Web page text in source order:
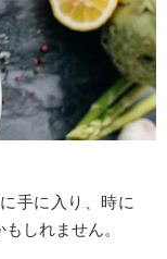
手に入り、時に
しれません。